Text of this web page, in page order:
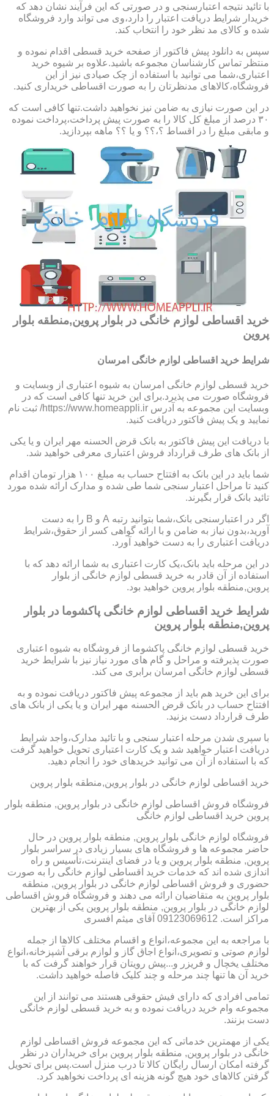
با تائید نتیجه اعتبارسنجی و در صورتی که این فرآیند نشان دهد که
خریدار شرایط دریافت اعتبار را دارد،وی می تواند وارد فروشگاه
شده و کالای مد نظر خود را انتخاب کند.
سپس به دانلود پیش فاکتور از صفحه خرید قسطی اقدام نموده و
منتظر تماس کارشناسان مجموعه باشید.علاوه بر شیوه خرید
اعتباری،شما می توانید با استفاده از چک صیادی نیز از این
فروشگاه،کالاهای مدنظرتان را به صورت اقساطی خریداری کنید.
در این صورت نیازی به ضامن نیز نخواهید داشت.تنها کافی است که
۳۰ درصد از مبلغ کل کالا را به صورت پیش پرداخت،پرداخت نموده
و مابقی مبلغ را در اقساط ؟،؟؟ و یا ؟؟ ماهه بپردازید.
خرید اقساطی لوازم خانگی در بلوار پروین,منطقه بلوار
پروین
شرایط خرید اقساطی لوازم خانگی امرسان
خرید قسطی لوازم خانگی امرسان به شیوه اعتباری از وبسایت و
فروشگاه صورت می پذیرد.برای این خرید تنها کافی است که در
وبسایت این مجموعه به آدرس https://www.homeappli.ir/ ثبت نام
نمایید و یک پیش فاکتور دریافت کنید.
با دریافت این پیش فاکتور به بانک قرض الحسنه مهر ایران و یا یکی
از بانک های طرف قرارداد فروش اعتباری معرفی خواهید شد.
شما باید در این بانک به افتتاح حساب به مبلغ ۱۰۰ هزار تومان اقدام
کنید تا مراحل اعتبار سنجی شما طی شده و مدارک ارائه شده مورد
تائید بانک قرار بگیرند.
اگر در اعتبارسنجی بانک،شما بتوانید رتبه A و B را به دست
آورید،بدون نیاز به ضامن و با ارائه گواهی کسر از حقوق،شرایط
دریافت اعتباری را به دست خواهید آورد.
در این مرحله باید بانک،یک کارت اعتباری به شما ارائه دهد که با
استفاده از آن قادر به خرید قسطی لوازم خانگی از بلوار
پروین,منطقه بلوار پروین خواهید بود.
شرایط خرید اقساطی لوازم خانگی پاکشوما در بلوار
پروین,منطقه بلوار پروین
خرید قسطی لوازم خانگی پاکشوما از فروشگاه به شیوه اعتباری
صورت پذیرفته و مراحل و گام های مورد نیاز نیز با شرایط خرید
قسطی لوازم خانگی امرسان برابری می کند.
برای این خرید هم باید از مجموعه پیش فاکتور دریافت نموده و به
افتتاح حساب در بانک قرض الحسنه مهر ایران و یا یکی از بانک های
طرف قرارداد دست بزنید.
با سپری شدن مرحله اعتبار سنجی و با تائید مدارک،واجد شرایط
دریافت اعتبار خواهید شد و یک کارت اعتباری تحویل خواهید گرفت
که با استفاده از آن می توانید خریدهای خود را انجام دهید.
خرید اقساطی لوازم خانگی در بلوار پروین,منطقه بلوار پروین
فروشگاه فروش اقساطی لوازم خانگی در بلوار پروین, منطقه بلوار
پروین خرید اقساطی لوازم خانگی
فروشگاه لوازم خانگی بلوار پروین, منطقه بلوار پروین در حال
حاضر مجموعه ها و فروشگاه های بسیار زیادی در سراسر بلوار
پروین, منطقه بلوار پروین و یا در فضای اینترنت،تأسیس و راه
اندازی شده اند که خدمات خرید اقساطی لوازم خانگی را به صورت
حضوری و فروش اقساطی لوازم خانگی در بلوار پروین, منطقه
بلوار پروین به متقاضیان ارائه می دهند و فروشگاه فروش اقساطی
لوازم خانگی در بلوار پروین, منطقه بلوار پروین یکی از بهترین
مراکز است. 09123069612 آقای میثم افسری
با مراجعه به این مجموعه،انواع و اقسام مختلف کالاها از جمله
لوازم صوتی و تصویری،انواع اجاق گاز و لوازم برقی آشپزخانه،انواع
مختلف یخچال و فریزر و...پیش رویتان قرار خواهند گرفت که با
خرید آن ها تنها چند مرحله و چند کلیک فاصله خواهید داشت.
تمامی افرادی که دارای فیش حقوقی هستند می توانند از این
مجموعه وام خرید دریافت نموده و به خرید قسطی لوازم خانگی
دست بزنند.
یکی از مهمترین خدماتی که این مجموعه فروش اقساطی لوازم
خانگی در بلوار پروین, منطقه بلوار پروین برای خریداران در نظر
گرفته امکان ارسال رایگان کالا تا درب منزل است.پس برای تحویل
گرفتن کالاهای خود هیچ گونه هزینه ای پرداخت نخواهید کرد.